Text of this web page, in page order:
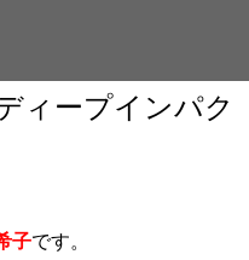
ィープインパク
子です。